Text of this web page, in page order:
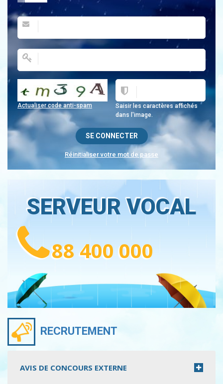
Saisir les caractères affichés
dans l'image.
Actualiser code anti-spam
Réinitialiser votre mot de passe
SERVEUR VOCAL
88 400 000
RECRUTEMENT
AVIS DE CONCOURS EXTERNE